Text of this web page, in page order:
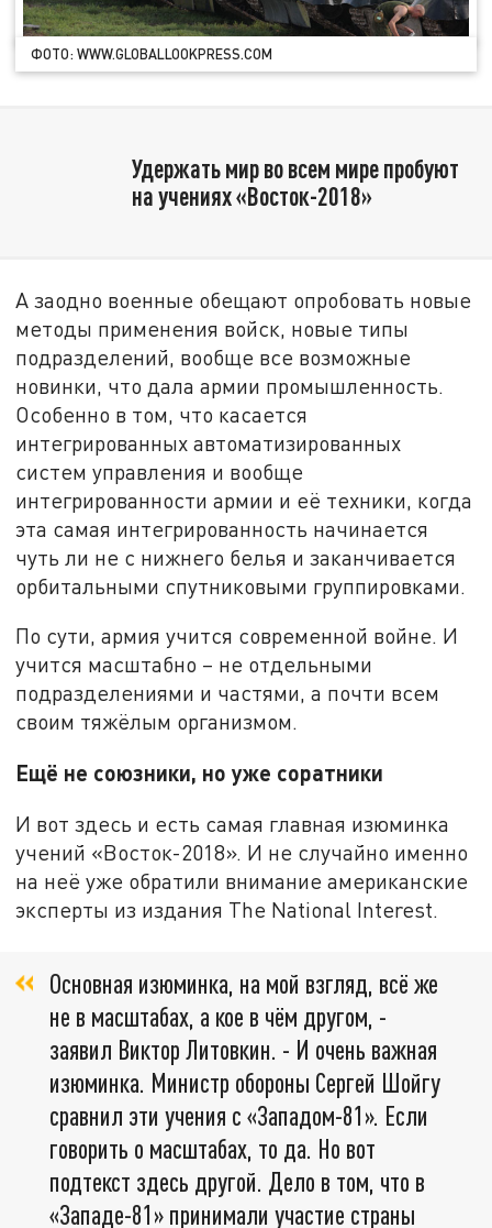
ФОТО: WWW.GLOBALLOOKPRESS.COM
Удержать мир во всем мире пробуют
на учениях «Восток-2018»
А заодно военные обещают опробовать новые
методы применения войск, новые типы
подразделений, вообще все возможные
новинки, что дала армии промышленность.
Особенно в том, что касается
интегрированных автоматизированных
систем управления и вообще
интегрированности армии и её техники, когда
эта самая интегрированность начинается
чуть ли не с нижнего белья и заканчивается
орбитальными спутниковыми группировками.
По сути, армия учится современной войне. И
учится масштабно – не отдельными
подразделениями и частями, а почти всем
своим тяжёлым организмом.
Ещё не союзники, но уже соратники
И вот здесь и есть самая главная изюминка
учений «Восток-2018». И не случайно именно
на неё уже обратили внимание американские
эксперты из издания The National Interest.
Основная изюминка, на мой взгляд, всё же
не в масштабах, а кое в чём другом, -
заявил Виктор Литовкин. - И очень важная
изюминка. Министр обороны Сергей Шойгу
сравнил эти учения с «Западом-81». Если
говорить о масштабах, то да. Но вот
подтекст здесь другой. Дело в том, что в
«Западе-81» принимали участие страны